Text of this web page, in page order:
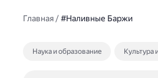
Главная/#Наливные Баржи
Наука и образование Культура